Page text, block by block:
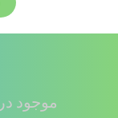
موجود در Apple Store یا Google Play